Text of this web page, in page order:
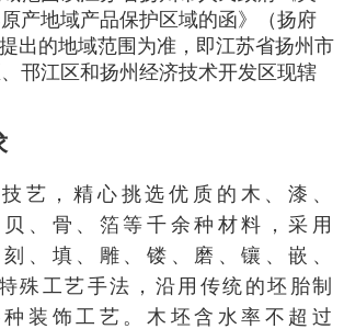
产地域产品保护区域的函》（扬府
出的地域范围为准，即江苏省扬州市
邗江区和扬州经济技术开发区现辖
艺，精心挑选优质的木、漆、
、骨、箔等千余种材料，采用
、填、雕、镂、磨、镶、嵌、
殊工艺手法，沿用传统的坯胎制
装饰工艺。木坯含水率不超过